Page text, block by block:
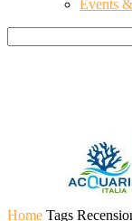
Events
Home Tags